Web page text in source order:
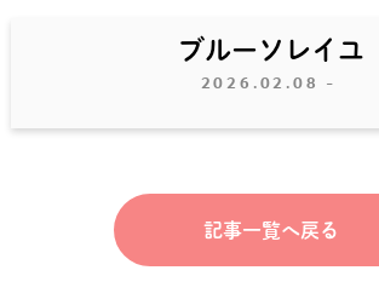
ブルーソレイユ
2026.02.08 -
記事一覧へ戻る